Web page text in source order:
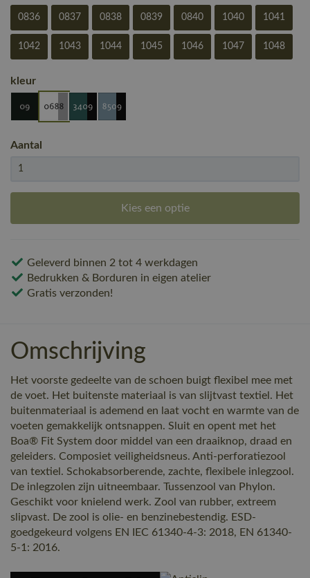
0836 0837 0838 0839 0840 1040 1041
1042 1043 1044 1045 1046 1047 1048
kleur
Aantal
Kies een optie
Geleverd binnen 2 tot 4 werkdagen
Bedrukken & Borduren in eigen atelier
Gratis verzonden!
Omschrijving
Het voorste gedeelte van de schoen buigt flexibel mee met
de voet. Het buitenste materiaal is van slijtvast textiel. Het
buitenmateriaal is ademend en laat vocht en warmte van de
voeten gemakkelijk ontsnappen. Sluit en opent met het
Boa® Fit System door middel van een draaiknop, draad en
geleiders. Composiet veiligheidsneus. Anti-perforatiezool
van textiel. Schokabsorberende, zachte, flexibele inlegzool.
De inlegzolen zijn uitneembaar. Tussenzool van Phylon.
Geschikt voor knielend werk. Zool van rubber, extreem
slipvast. De zool is olie- en benzinebestendig. ESD-
goedgekeurd volgens EN IEC 61340-4-3: 2018, EN 61340-
5-1: 2016.